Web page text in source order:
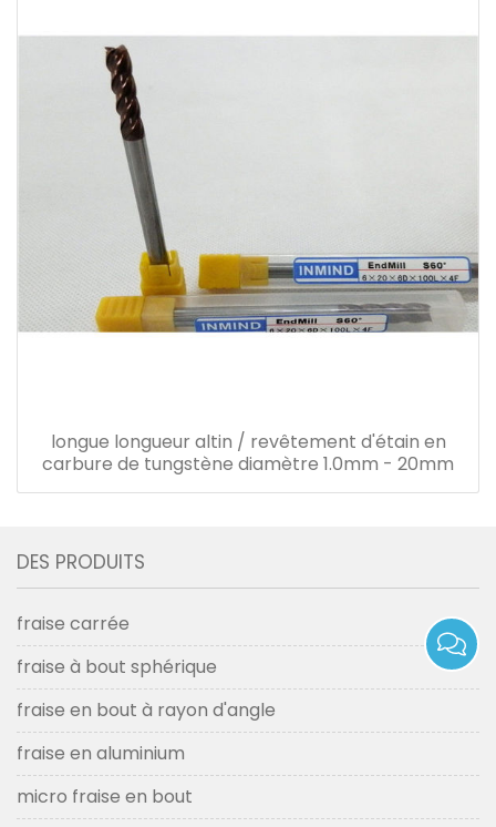
longue longueur altin / revêtement d'étain en
carbure de tungstène diamètre 1.0mm - 20mm
DES PRODUITS
fraise carrée
fraise à bout sphérique
fraise en bout à rayon d'angle
fraise en aluminium
micro fraise en bout